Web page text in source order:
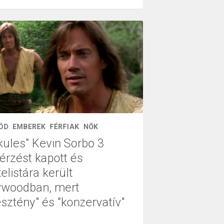
EMBEREK FÉRFIAK NŐK
Kevin Sorbo 3
kapott és
került
mert
és "konzervatív"